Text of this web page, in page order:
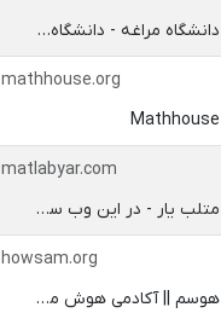
دانشگاه مراغه - دانشگاه مراغه
mathhouse.org
matlabyar.com
متلب یار - در این وب سایت هر آنچه از هوش مصنوعی و شاخه های مربوطه نیاز دارید را خواهید یافت, آموزش های تصویری شبکه های عصبی, فازی, ژنتیک, کلونی مورچگان, پرواز پرندگان, پردازش صوت و تصویر و ...
howsam.org
هوسم || آکادمی هوش مصنوعی || آموزش، پژوهش و صنعت